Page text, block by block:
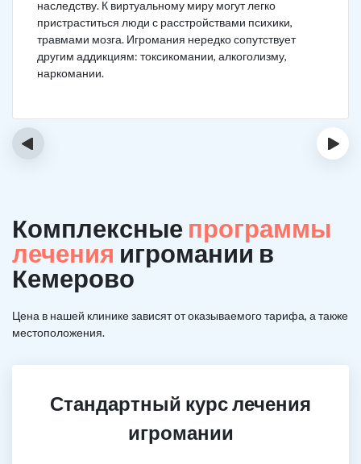
наследству. К виртуальному миру могут легко
пристраститься люди с расстройствами психики,
травмами мозга. Игромания нередко сопутствует
другим аддикциям: токсикомании, алкоголизму,
наркомании.
‹ ›
Комплексные программы
лечения игромании в
Кемерово
Цена в нашей клинике зависят от оказываемого тарифа, а также
местоположения.
Стандартный курс лечения
игромании